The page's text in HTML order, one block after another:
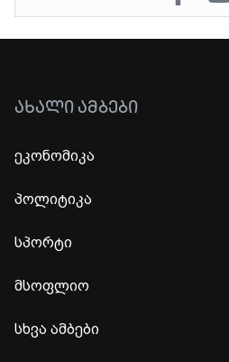
ᲐᲮᲐᲚᲘ ᲐᲛᲑᲔᲑᲘ
ეკონომიკა
პოლიტიკა
სპორტი
მსოფლიო
სხვა ამბები